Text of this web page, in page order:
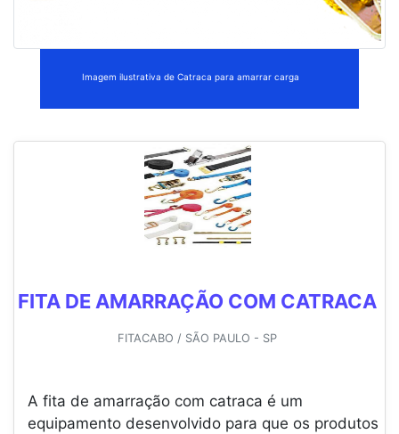
Imagem ilustrativa de Catraca para amarrar carga
FITA DE AMARRAÇÃO COM CATRACA
FITACABO / SÃO PAULO - SP
A fita de amarração com catraca é um
equipamento desenvolvido para que os produtos